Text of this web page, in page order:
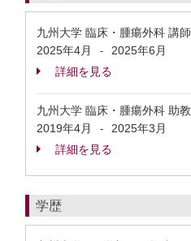
九州大学 臨床・腫瘍外科 講師
2025年4月
-
2025年6月
詳細を見る
九州大学 臨床・腫瘍外科 助教
2019年4月
-
2025年3月
詳細を見る
学歴